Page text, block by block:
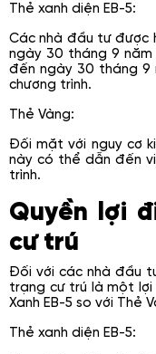
Thẻ xanh diện EB-5:
Các nhà đầu tư được
ngày 30 tháng 9 năm
đến ngày 30 tháng 9
chương trình.
Thẻ Vàng:
Đối mặt với nguy cơ
này có thể dẫn đến
trình.
Quyền lợi
cư trú
Đối với các nhà đầu
trạng cư trú là một lợi
Xanh EB-5 so với Thẻ
Thẻ xanh diện EB-5: